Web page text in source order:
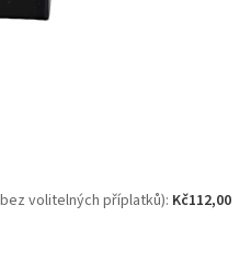
volitelných příplatků): Kč112,00